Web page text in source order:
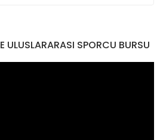
ULUSLARARASI SPORCU BURSU